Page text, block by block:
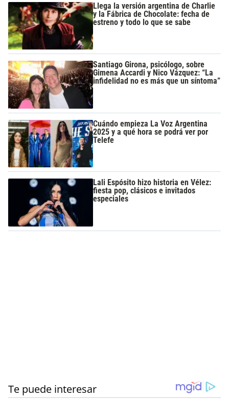
Llega la versión argentina de Charlie
y la Fábrica de Chocolate: fecha de
estreno y todo lo que se sabe
Santiago Girona, psicólogo, sobre
Gimena Accardi y Nico Vázquez: “La
infidelidad no es más que un síntoma”
Cuándo empieza La Voz Argentina
2025 y a qué hora se podrá ver por
Telefe
Lali Espósito hizo historia en Vélez:
fiesta pop, clásicos e invitados
especiales